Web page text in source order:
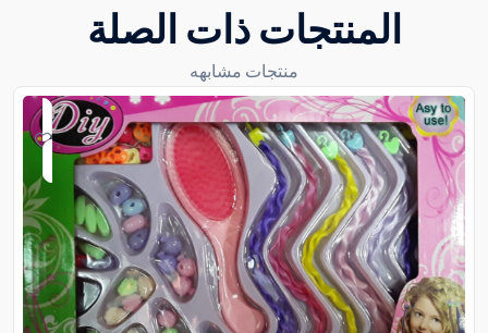
المنتجات ذات الصلة
منتجات مشابهه